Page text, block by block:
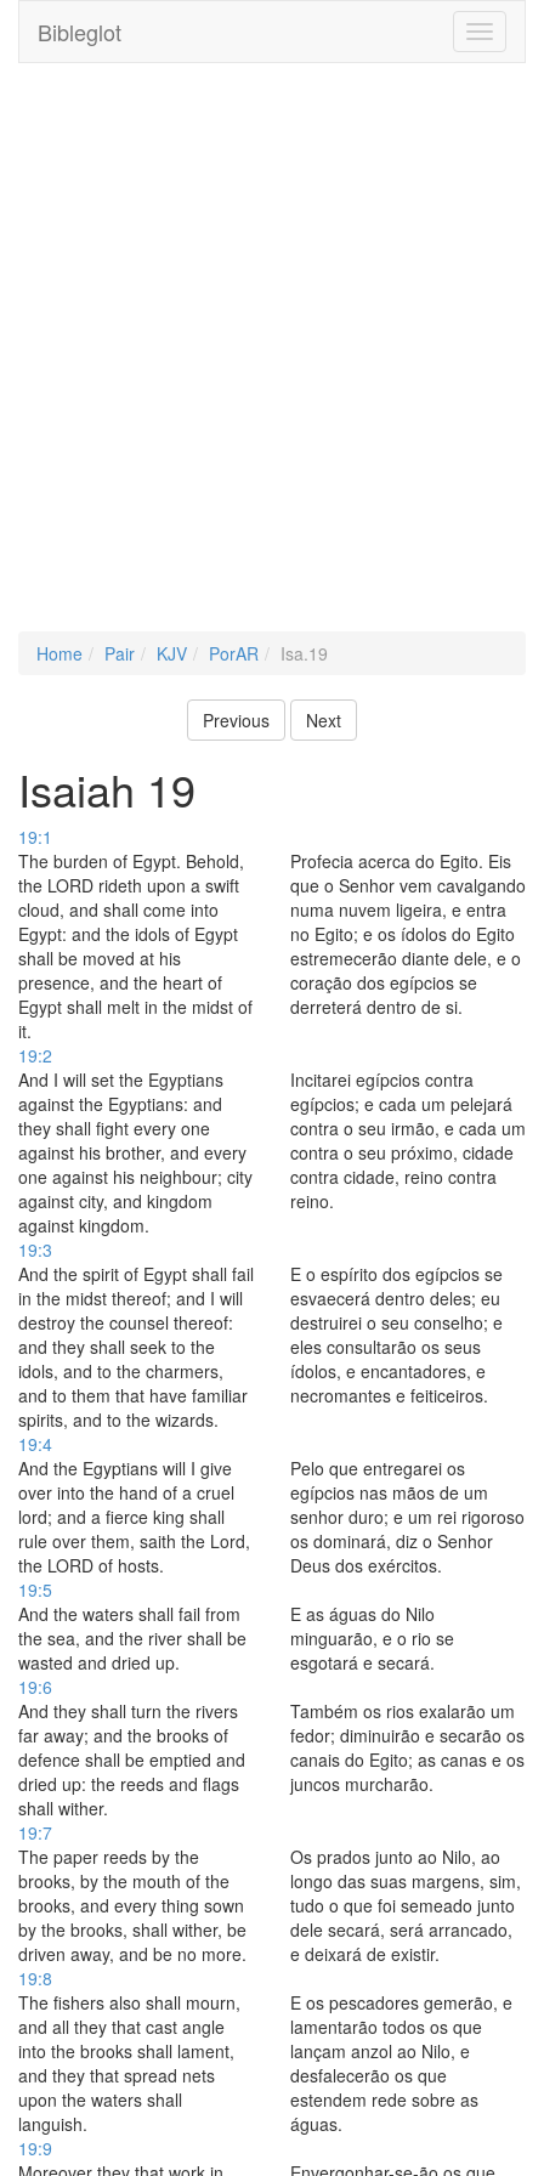
Toggle
Bibleglot
Home Pair KJV PorAR Isa.19
Previous Next
Isaiah 19
19:1
The burden of Egypt. Behold,
the LORD rideth upon a swift
cloud, and shall come into
Egypt: and the idols of Egypt
shall be moved at his
presence, and the heart of
Egypt shall melt in the midst of
it.
Profecia acerca do Egito. Eis
que o Senhor vem cavalgando
numa nuvem ligeira, e entra
no Egito; e os ídolos do Egito
estremecerão diante dele, e o
coração dos egípcios se
derreterá dentro de si.
19:2
And I will set the Egyptians
against the Egyptians: and
they shall fight every one
against his brother, and every
one against his neighbour; city
against city, and kingdom
against kingdom.
Incitarei egípcios contra
egípcios; e cada um pelejará
contra o seu irmão, e cada um
contra o seu próximo, cidade
contra cidade, reino contra
reino.
19:3
And the spirit of Egypt shall fail
in the midst thereof; and I will
destroy the counsel thereof:
and they shall seek to the
idols, and to the charmers,
and to them that have familiar
spirits, and to the wizards.
E o espírito dos egípcios se
esvaecerá dentro deles; eu
destruirei o seu conselho; e
eles consultarão os seus
ídolos, e encantadores, e
necromantes e feiticeiros.
19:4
And the Egyptians will I give
over into the hand of a cruel
lord; and a fierce king shall
rule over them, saith the Lord,
the LORD of hosts.
Pelo que entregarei os
egípcios nas mãos de um
senhor duro; e um rei rigoroso
os dominará, diz o Senhor
Deus dos exércitos.
19:5
And the waters shall fail from
the sea, and the river shall be
wasted and dried up.
E as águas do Nilo
minguarão, e o rio se
esgotará e secará.
19:6
And they shall turn the rivers
far away; and the brooks of
defence shall be emptied and
dried up: the reeds and flags
shall wither.
Também os rios exalarão um
fedor; diminuirão e secarão os
canais do Egito; as canas e os
juncos murcharão.
19:7
The paper reeds by the
brooks, by the mouth of the
brooks, and every thing sown
by the brooks, shall wither, be
driven away, and be no more.
Os prados junto ao Nilo, ao
longo das suas margens, sim,
tudo o que foi semeado junto
dele secará, será arrancado,
e deixará de existir.
19:8
The fishers also shall mourn,
and all they that cast angle
into the brooks shall lament,
and they that spread nets
upon the waters shall
languish.
E os pescadores gemerão, e
lamentarão todos os que
lançam anzol ao Nilo, e
desfalecerão os que
estendem rede sobre as
águas.
19:9